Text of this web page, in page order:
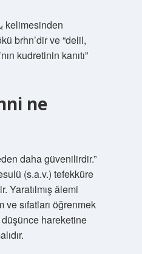
brhn’dir ve “delil,
kudretinin kanıtı”
ne
daha güvenilirdir.”
(s.a.v.) tefekküre
Yaratılmış âlemi
sıfatları öğrenmek
hareketine